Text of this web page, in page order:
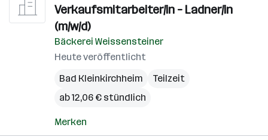
Verkaufsmitarbeiter/in – Ladner/in
(m/w/d)
Bäckerei Weissensteiner
Heute veröffentlicht
Bad Kleinkirchheim
Teilzeit
ab 12,06 € stündlich
Merken